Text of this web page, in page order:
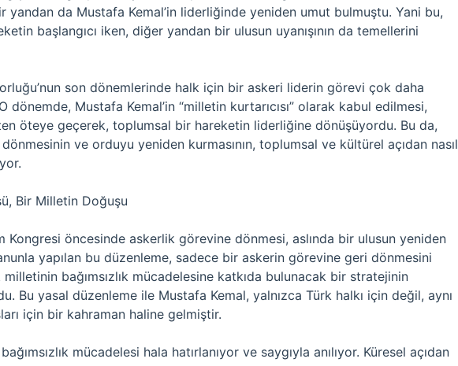
yandan da Mustafa Kemal’in liderliğinde yeniden umut bulmuştu. Yani bu,
başlangıcı iken, diğer yandan bir ulusun uyanışının da temellerini
son dönemlerinde halk için bir askeri liderin görevi çok daha
dönemde, Mustafa Kemal’in “milletin kurtarıcısı” olarak kabul edilmesi,
öteye geçerek, toplumsal bir hareketin liderliğine dönüşüyordu. Bu da,
ve orduyu yeniden kurmasının, toplumsal ve kültürel açıdan nasıl
Bir Milletin Doğuşu
Kongresi öncesinde askerlik görevine dönmesi, aslında bir ulusun yeniden
yapılan bu düzenleme, sadece bir askerin görevine geri dönmesini
bağımsızlık mücadelesine katkıda bulunacak bir stratejinin
Bu yasal düzenleme ile Mustafa Kemal, yalnızca Türk halkı için değil, aynı
için bir kahraman haline gelmiştir.
mücadelesi hala hatırlanıyor ve saygıyla anılıyor. Küresel açıdan